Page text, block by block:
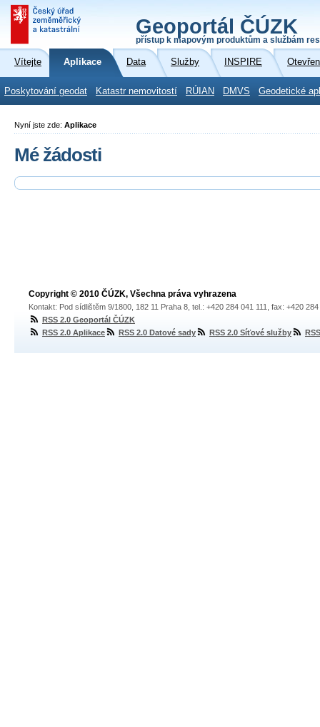
Geoportál ČÚZK
přístup k mapovým produktům a službám
Vítejte Aplikace Data Služby INSPIRE
Poskytování geodat Katastr nemovitostí RÚIAN DMVS Geodetické
Nyní jste zde: Aplikace
Mé žádosti
Copyright © 2010 ČÚZK, Všechna práva vyhrazena
Kontakt: Pod sídlištěm 9/1800, 182 11 Praha 8, tel.: +420 284 041 111, fax: +420
RSS 2.0 Geoportál ČÚZK
RSS 2.0 Aplikace
RSS 2.0 Datové sady RSS 2.0 Síťové služby